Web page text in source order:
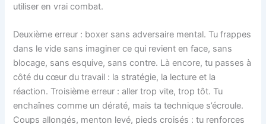
utiliser en vrai combat.
Deuxième erreur : boxer sans adversaire mental. Tu frappes
dans le vide sans imaginer ce qui revient en face, sans
blocage, sans esquive, sans contre. Là encore, tu passes à
côté du cœur du travail : la stratégie, la lecture et la
réaction. Troisième erreur : aller trop vite, trop tôt. Tu
enchaînes comme un dératé, mais ta technique s’écroule.
Coups allongés, menton levé, pieds croisés : tu renforces